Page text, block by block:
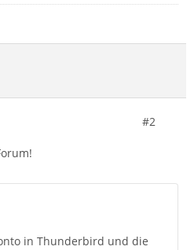
#2
in Thunderbird und die